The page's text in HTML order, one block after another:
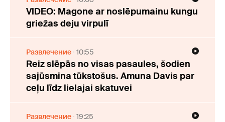
VIDEO: Magone ar noslēpumainu kungu
griežas deju virpulī
Развлечение 10:55
Reiz slēpās no visas pasaules, šodien
sajūsmina tūkstošus. Amuna Davis par
ceļu līdz lielajai skatuvei
Развлечение 19:25